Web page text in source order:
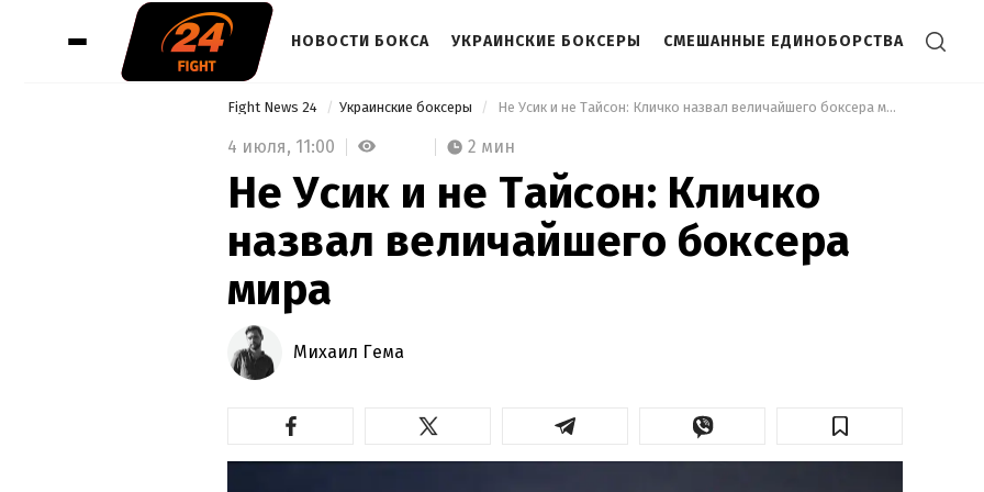
НОВОСТИ БОКСА УКРАИНСКИЕ БОКСЕРЫ СМЕШАННЫЕ ЕДИНОБОРСТВА
Fight News 24 Украинские боксеры Не Усик и не Тайсон: Кличко назвал величайшего боксера мира
4 июля, 11:00 2 мин
Не Усик и не Тайсон: Кличко
назвал величайшего боксера
мира
Михаил Гема